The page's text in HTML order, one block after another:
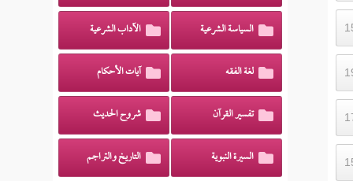
السياسة الشرعية الآداب الشرعية
لغة الفقه آيات الأحكام
تفسير القرآن شروح الحديث
السيرة النبوية التاريخ والتراجم